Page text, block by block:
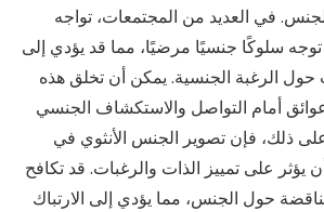
في العديد من المجتمعات، تواجه
توجه سلوكًا جنسيًا مرضيًا، مما قد يؤدي إلى
حول الرغبة الجنسية. يمكن أن تخلق هذه
عوائق أمام التواصل والاستكشاف الجنسي
ذلك، فإن تصوير الجنس الأنثوي في
يؤثر على تمييز الذات والرغبات. قد تكافح
حول الجنس، مما يؤدي إلى الارتباك